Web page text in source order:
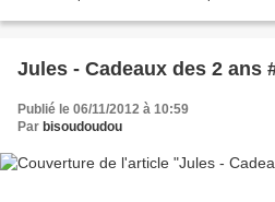
Jules - Cadeaux des 2 ans
Publié le 06/11/2012 à 10:59
Par bisoudoudou